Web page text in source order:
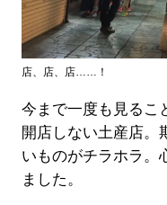
店、店、店……！
今まで一度も見るこ
開店しない土産店。
いものがチラホラ。
ました。